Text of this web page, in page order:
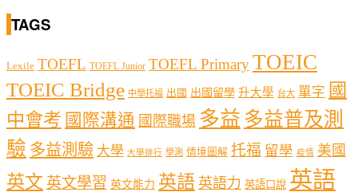
TAGS
Lexile TOEFL TOEFL Junior TOEFL PrimaryTOEIC
TOEIC Bridge 中學托福 出國 出國留學 升大學 台大 單字 國
中會考 國際溝通 國際職場 多益 多益普及測
驗 多益測驗 大學 大學排行 學測 情境圖解 托福 留學 疫情 美國
英文 英文學習 英文能力 英語 英語力 英語口說 英語